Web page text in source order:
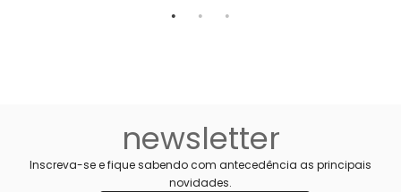
newsletter
Inscreva-se e fique sabendo com antecedência as principais
novidades.